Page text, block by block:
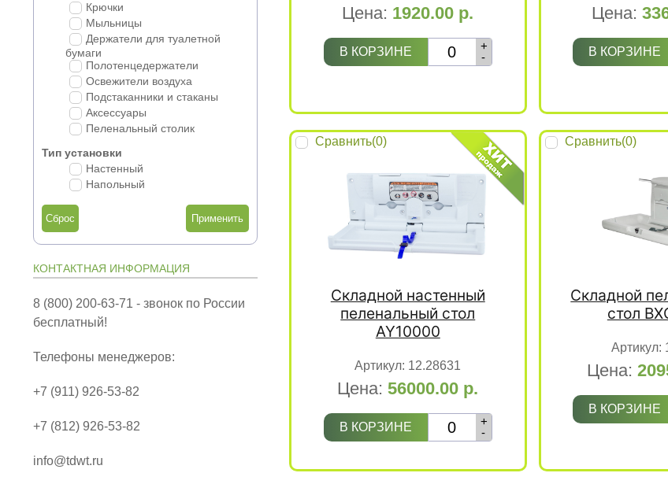
Крючки
Мыльницы
Держатели для туалетной
бумаги
Полотенцедержатели
Освежители воздуха
Подстаканники и стаканы
Аксессуары
Пеленальный столик
Тип установки
Настенный
Напольный
Сброс
КОНТАКТНАЯ ИНФОРМАЦИЯ
8 (800) 200-63-71 - звонок по России
бесплатный!
Телефоны менеджеров:
+7 (911) 926-53-82
+7 (812) 926-53-82
info@tdwt.ru
Цена: 1920.00 р.
В КОРЗИНЕ -
+
Цена:
В КОРЗИНЕ
Сравнить(0)
Складной настенный
пеленальный стол
AY10000
Артикул: 12.28631
Цена:56000.00 р.
В КОРЗИНЕ -
+
Сравнить(0)
Складной
стол
Артикул:
Цена:
В КОРЗИНЕ